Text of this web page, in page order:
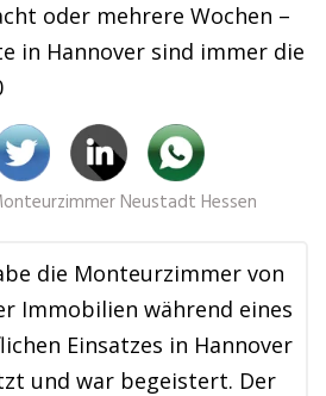
oder mehrere Wochen –
in Hannover sind immer die
Neustadt Hessen
die Monteurzimmer von
Immobilien während eines
Einsatzes in Hannover
und war begeistert. Der